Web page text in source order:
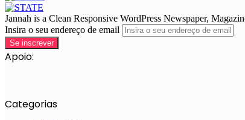
Jannah is a Clean Responsive WordPress Newspaper,
Insira o seu endereço de email
Apoio:
Categorias